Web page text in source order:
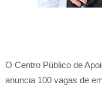
O Centro Público de
anuncia 100 vagas de